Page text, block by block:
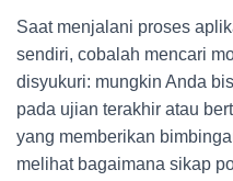
Saat menjalani proses
sendiri, cobalah mencari
disyukuri: mungkin Anda
pada ujian terakhir atau
yang memberikan
melihat bagaimana sikap